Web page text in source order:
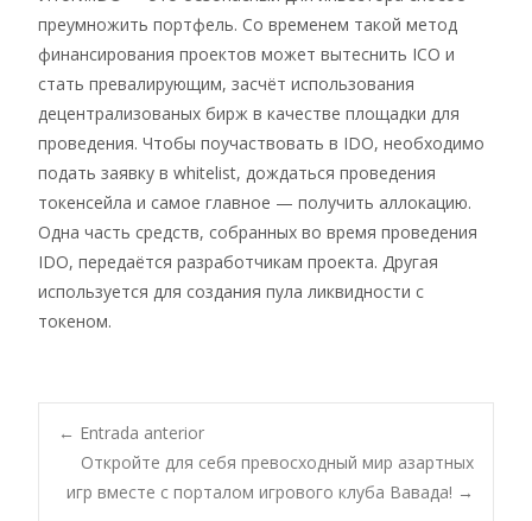
преумножить портфель. Со временем такой метод
финансирования проектов может вытеснить ICO и
стать превалирующим, засчёт использования
децентрализованых бирж в качестве площадки для
проведения. Чтобы поучаствовать в IDO, необходимо
подать заявку в whitelist, дождаться проведения
токенсейла и самое главное — получить аллокацию.
Одна часть средств, собранных во время проведения
IDO, передаётся разработчикам проекта. Другая
используется для создания пула ликвидности с
токеном.
Navegación
← Entrada anterior
Откройте для себя превосходный мир азартных
игр вместе с порталом игрового клуба Вавада! →